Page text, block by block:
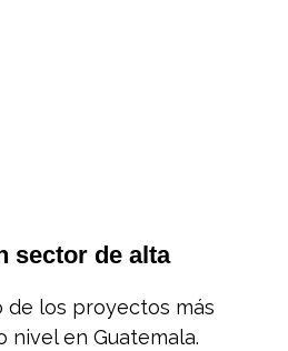
sector de alta
de los proyectos más
nivel en Guatemala.